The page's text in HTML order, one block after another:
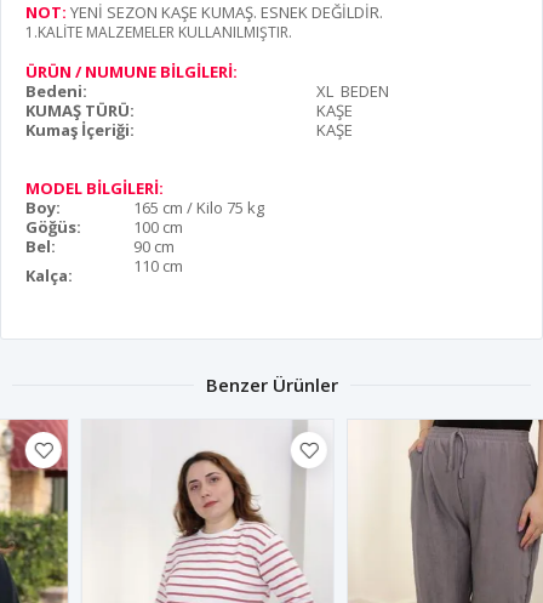
NOT: YENİ SEZON KAŞE KUMAŞ. ESNEK DEĞİLDİR.
1.KALİTE MALZEMELER KULLANILMIŞTIR.
ÜRÜN / NUMUNE BİLGİLERİ:
Bedeni:
XL BEDEN
KUMAŞ TÜRÜ:
KAŞE
Kumaş İçeriği:
KAŞE
MODEL BİLGİLERİ:
Boy:
165 cm / Kilo 75 kg
Göğüs:
100 cm
Bel:
90 cm
Kalça:
110 cm
Benzer Ürünler